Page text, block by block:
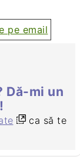
pe email
Dă-mi un
ca să te